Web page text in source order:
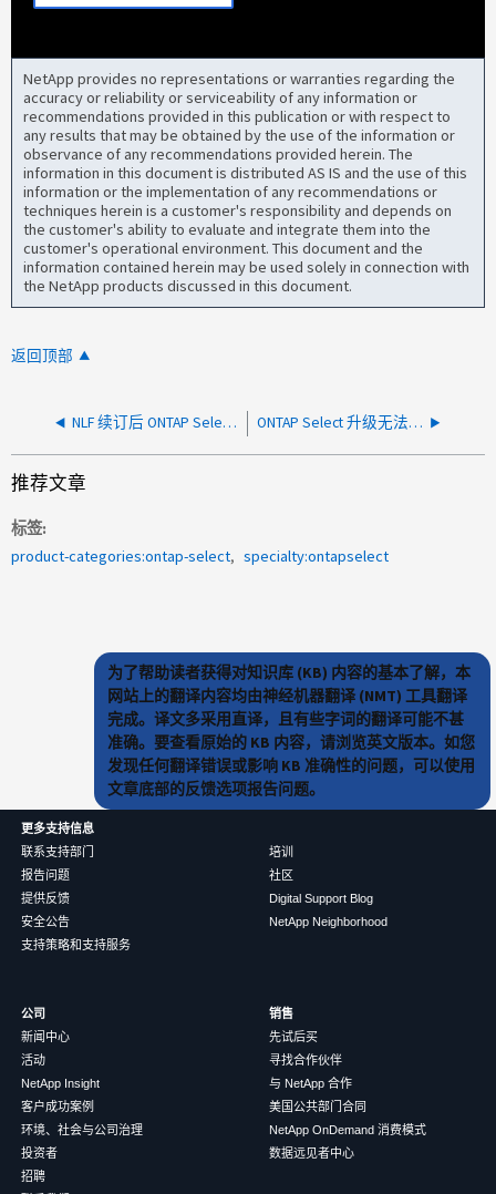
NetApp provides no representations or warranties regarding the
accuracy or reliability or serviceability of any information or
recommendations provided in this publication or with respect to
any results that may be obtained by the use of the information or
observance of any recommendations provided herein. The
information in this document is distributed AS IS and the use of this
information or the implementation of any recommendations or
techniques herein is a customer's responsibility and depends on
the customer's ability to evaluate and integrate them into the
customer's operational environment. This document and the
information contained herein may be used solely in connection with
the NetApp products discussed in this document.
返回顶部
NLF 续订后 ONTAP Select 未获得许可 VE 许可证 ONTAP Select 升级无法启动，并显示 VMXNET3 和 e1000 错误
推荐文章
标签
product-categories:ontap-select
specialty:ontapselect
为了帮助读者获得对知识库 (KB) 内容的基本了解，本
网站上的翻译内容均由神经机器翻译 (NMT) 工具翻译
完成。译文多采用直译，且有些字词的翻译可能不甚
准确。要查看原始的 KB 内容，请浏览英文版本。如您
发现任何翻译错误或影响 KB 准确性的问题，可以使用
文章底部的反馈选项报告问题。
更多支持信息
联系支持部门
报告问题
提供反馈
安全公告
支持策略和支持服务
培训
社区
Digital Support Blog
NetApp Neighborhood
公司
新闻中心
活动
NetApp Insight
客户成功案例
环境、社会与公司治理
投资者
招聘
销售
先试后买
寻找合作伙伴
与 NetApp 合作
美国公共部门合同
NetApp OnDemand 消费模式
数据远见者中心